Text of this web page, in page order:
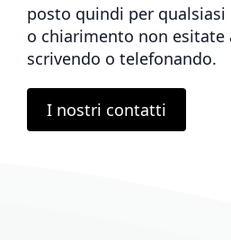
posto quindi per
o chiarimento non esitate
scrivendo o telefonando.
I nostri contatti